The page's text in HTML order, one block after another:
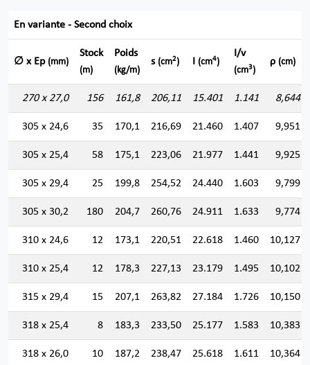
En variante - Second choix
∅ x Ep (mm)
Stock
(m)
Poids
(kg/m)
s (cm2) I (cm4)
I/v
(cm3)
ρ (cm)
270 x 27,0 156 161,8 206,11 15.401 1.141 8,644
305 x 24,6 35 170,1 216,69 21.460 1.407 9,951
305 x 25,4 58 175,1 223,06 21.977 1.441 9,925
305 x 29,4 25 199,8 254,52 24.440 1.603 9,799
305 x 30,2 180 204,7 260,76 24.911 1.633 9,774
310 x 24,6 12 173,1 220,51 22.618 1.460 10,127
310 x 25,4 12 178,3 227,13 23.179 1.495 10,102
315 x 29,4 15 207,1 263,82 27.184 1.726 10,150
318 x 25,4 8 183,3 233,50 25.177 1.583 10,383
318 x 26,0 10 187,2 238,47 25.618 1.611 10,364